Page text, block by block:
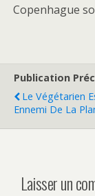
Copenhague
Publication
Le Végétarien
Ennemi De La
Laisser un